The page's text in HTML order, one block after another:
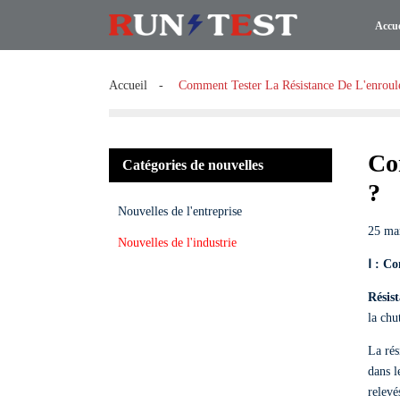
Accueil Comment Tester La Résistance De
Catégories de nouvelles
Nouvelles de l'entreprise
Nouvelles de l'industrie
?
25
Ⅰ :
la
La
dans